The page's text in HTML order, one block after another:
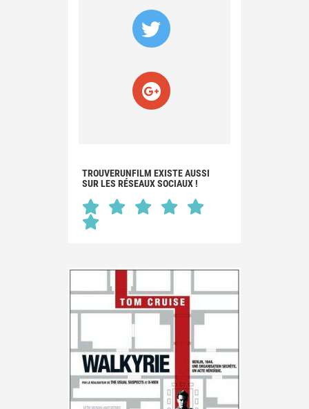
TROUVERUNFILM EXISTE AUSSI
SUR LES RÉSEAUX SOCIAUX !